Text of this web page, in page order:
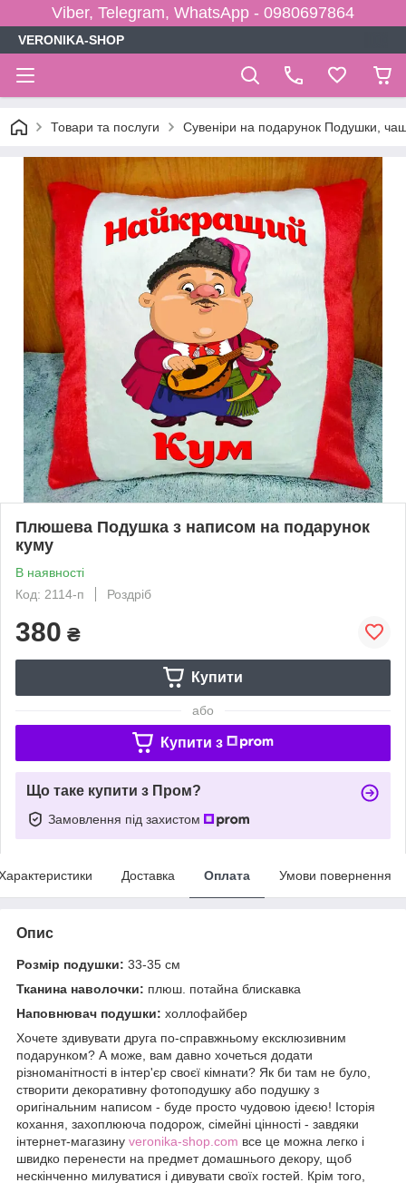
Viber, Telegram, WhatsApp - 0980697864
VERONIKA-SHOP
Товари та послуги Сувеніри на подарунок Подушки,
Плюшева Подушка з написом на подарунок
куму
В наявності
Код: 2114-п
Роздріб
380 ₴
Купити
або
Купити з
Що таке купити з Пром?
Замовлення під захистом
Доставка Оплата Умови повернення
Опис
Розмір подушки: 33-35 см
Тканина наволочки: плюш. потайна блискавка
Наповнювач подушки: холлофайбер
Хочете здивувати друга по-справжньому ексклюзивним
подарунком? А може, вам давно хочеться додати
різноманітності в інтер'єр своєї кімнати? Як би там не було,
створити декоративну фотоподушку або подушку з
оригінальним написом - буде просто чудовою ідеєю! Історія
кохання, захоплююча подорож, сімейні цінності - завдяки
інтернет-магазину veronika-shop.com все це можна легко і
швидко перенести на предмет домашнього декору, щоб
нескінченно милуватися і дивувати своїх гостей. Крім того,